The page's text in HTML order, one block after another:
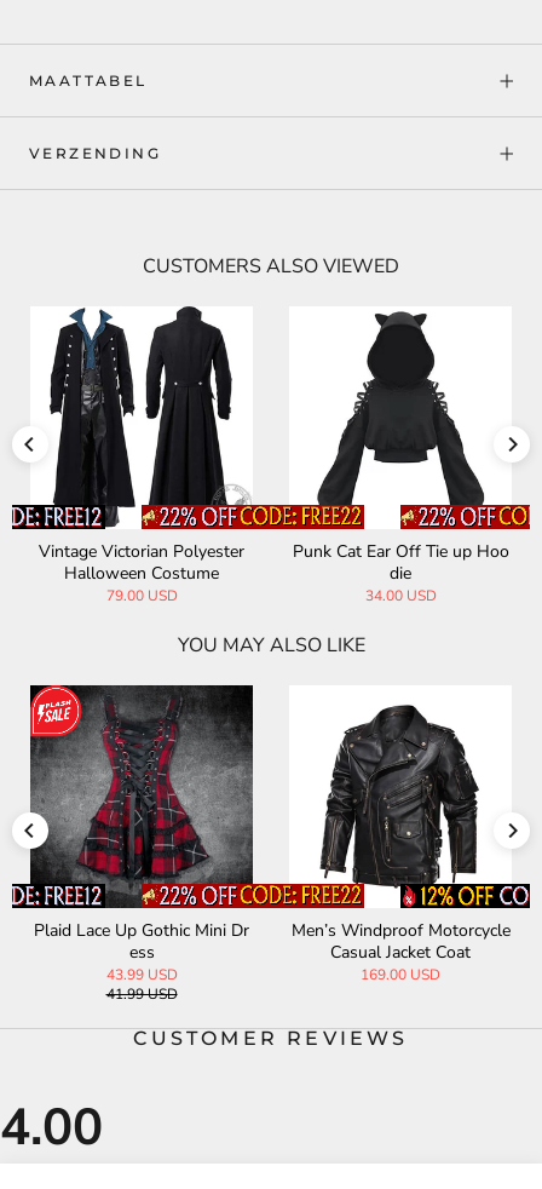
MAATTABEL
VERZENDING
CUSTOMERS ALSO VIEWED
Vintage Victorian Polyester
Halloween Costume
79.00 USD
Punk Cat Ear Off Tie up Hoo
die
34.00 USD
YOU MAY ALSO LIKE
Plaid Lace Up Gothic Mini Dr
ess
43.99 USD
41.99 USD
Men’s Windproof Motorcycle
Casual Jacket Coat
169.00 USD
CUSTOMER REVIEWS